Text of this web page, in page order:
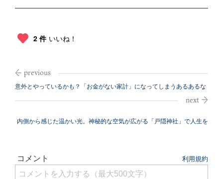
2 件 いいね！
意外とやっているかも？「お金がない家計」になってしまうあるあるな
内側から感じた温かい光。神秘的な空気が広がる「戸隠神社」で人生を